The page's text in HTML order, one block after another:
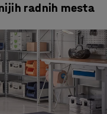
radnih mesta